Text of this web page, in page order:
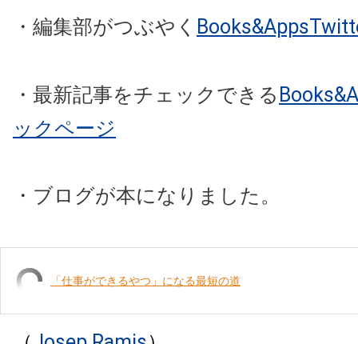
・編集部がつぶやく
・最新記事をチェックできる
ックページ
・ブログが本になりました。
「仕事ができるやつ」になる最短の道